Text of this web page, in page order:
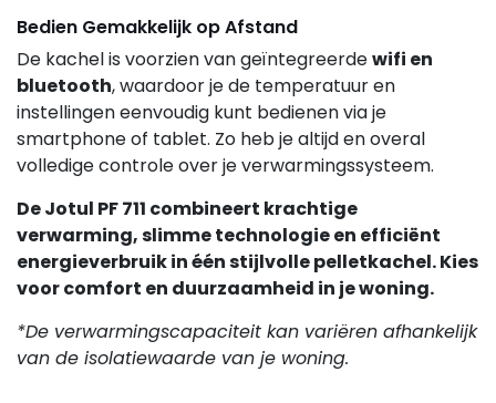
Bedien Gemakkelijk op Afstand
De kachel is voorzien van geïntegreerdewifi en
bluetooth, waardoor je de temperatuur en
instellingen eenvoudig kunt bedienen via je
smartphone of tablet. Zo heb je altijd en overal
volledige controle over je verwarmingssysteem.
De Jotul PF 711 combineert krachtige
verwarming, slimme technologie en efficiënt
energieverbruik in één stijlvolle pelletkachel. Kies
voor comfort en duurzaamheid in je woning.
*De verwarmingscapaciteit kan variëren afhankelijk
van de isolatiewaarde van je woning.